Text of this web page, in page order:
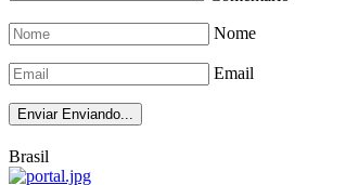
Nome
Email
Enviar Enviando...
Brasil